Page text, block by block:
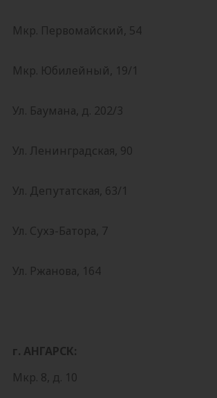
Мкр. Первомайский, 54
Мкр. Юбилейный, 19/1
Ул. Баумана, д. 202/3
Ул. Ленинградская, 90
Ул. Депутатская, 63/1
Ул. Сухэ-Батора, 7
Ул. Ржанова, 164
г. АНГАРСК:
Мкр. 8, д. 10